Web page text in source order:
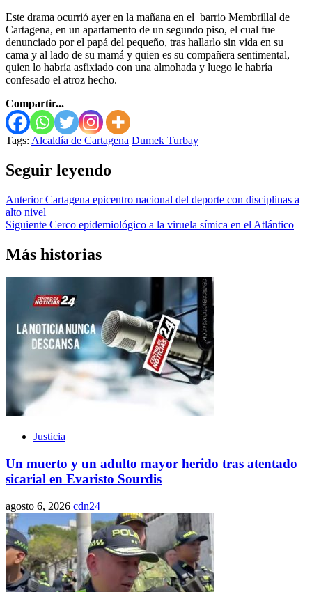
Este drama ocurrió ayer en la mañana en el barrio Membrillal de
Cartagena, en un apartamento de un segundo piso, el cual fue
denunciado por el papá del pequeño, tras hallarlo sin vida en su
cama y al lado de su mamá y quien es su compañera sentimental,
quien lo habría asfixiado con una almohada y luego le habría
confesado el atroz hecho.
Compartir...
Tags: Alcaldía de Cartagena Dumek Turbay
Seguir leyendo
AnteriorCartagena epicentro nacional del deporte con disciplinas a
alto nivel
Siguiente Cerco epidemiológico a la viruela símica en el Atlántico
Más historias
Justicia
Un muerto y un adulto mayor herido tras atentado
sicarial en Evaristo Sourdis
agosto 6, 2026 cdn24